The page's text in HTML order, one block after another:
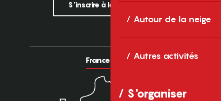
Autour de la neige
Autres activités
S'organiser
S'inscrire à la newsletter
France Europe